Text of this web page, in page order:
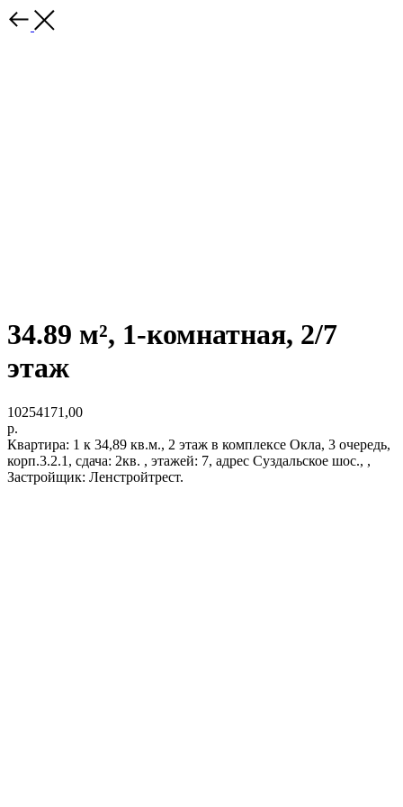
34.89 м², 1-комнатная, 2/7
этаж
10254171,00
р.
Квартира: 1 к 34,89 кв.м., 2 этаж в комплексе Окла, 3 очередь,
корп.3.2.1, сдача: 2кв. , этажей: 7, адрес Суздальское шос., ,
Застройщик: Ленстройтрест.